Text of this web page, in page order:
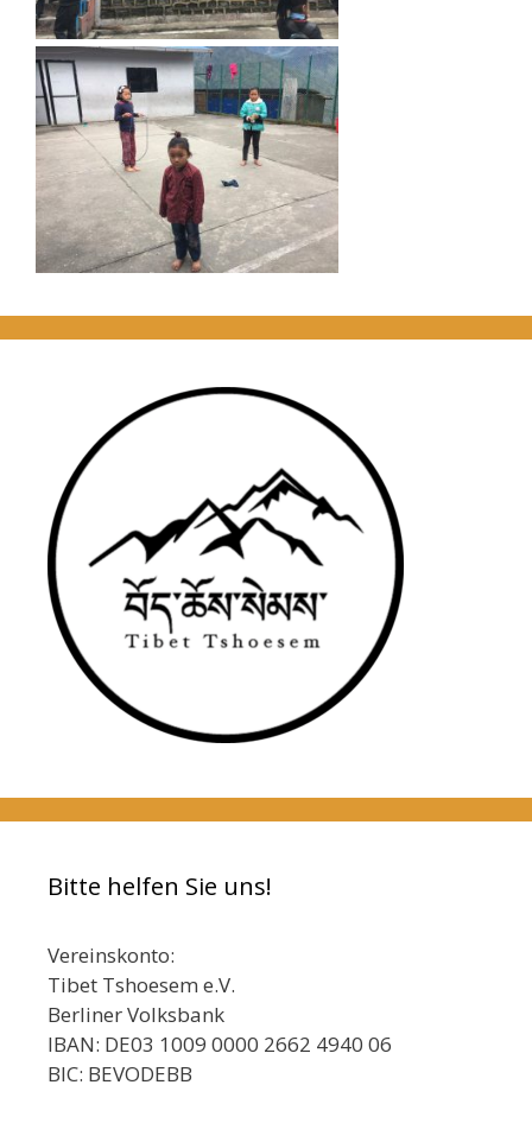
Bitte helfen Sie uns!
Vereinskonto:
Tibet Tshoesem e.V.
Berliner Volksbank
IBAN: DE03 1009 0000 2662 4940 06
BIC: BEVODEBB